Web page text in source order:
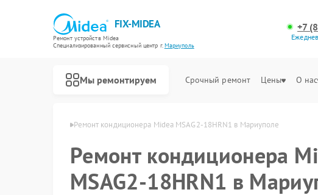
FIX-MIDEA
Ремонт устройств Midea
Специализированный cервисный центр г.Мариуполь
+7
Мы ремонтируем Срочный ремонт Цены О нас
Ремонт кондиционера Midea MSAG2-18HRN1 в Мариуполе
Ремонт кондиционера
MSAG2-18HRN1 в